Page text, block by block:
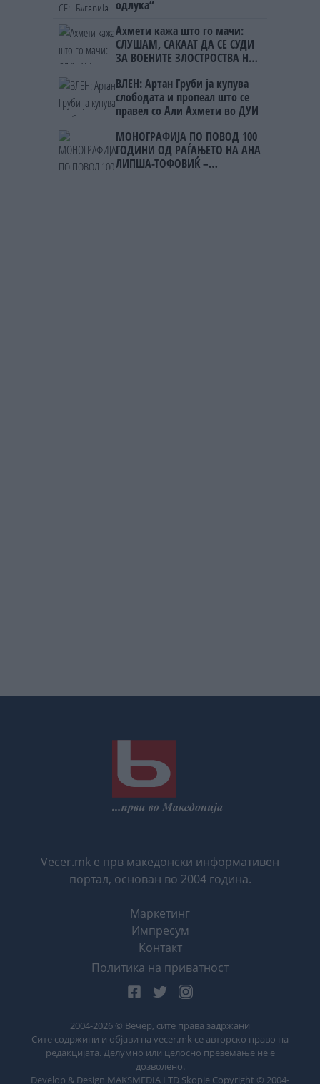
одлука“
Ахмети кажа што го мачи:
СЛУШАМ, САКААТ ДА СЕ СУДИ
ЗА ВОЕНИТЕ ЗЛОСТРОСТВА НА
ВЛЕН: Артан Груби ја купува
слободата и пропеал што се
правел со Али Ахмети во ДУИ
МОНОГРАФИЈА ПО ПОВОД 100
ГОДИНИ ОД РАЃАЊЕТО НА АНА
ЛИПША-ТОФОВИЌ –
Vecer.mk е прв македонски информативен
портал, основан во 2004 година.
Маркетинг
Импресум
Контакт
Политика на приватност
2004-2026 © Вечер, сите права задржани
Сите содржини и објави на vecer.mk се авторско право на
редакцијата. Делумно или целосно преземање не е
дозволено.
Develop & Design MAKSMEDIA LTD Skopje Copyright © 2004-